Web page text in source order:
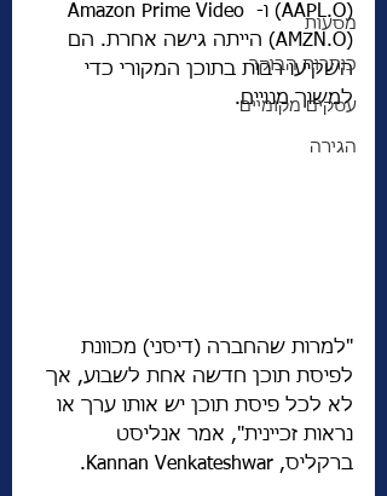
מסעות
כותרות הבוקר
עסקים מקומיים
הגירה
(AAPL.O) ו- Amazon Prime Video
(AMZN.O) הייתה גישה אחרת. הם
השקיעו רבות בתוכן המקורי כדי
למשוך מנויים.
"למרות שהחברה (דיסני) מכוונת
לפיסת תוכן חדשה אחת לשבוע, אך
לא לכל פיסת תוכן יש אותו ערך או
נראות זכיינית", אמר אנליסט
ברקליס, Kannan Venkateshwar.